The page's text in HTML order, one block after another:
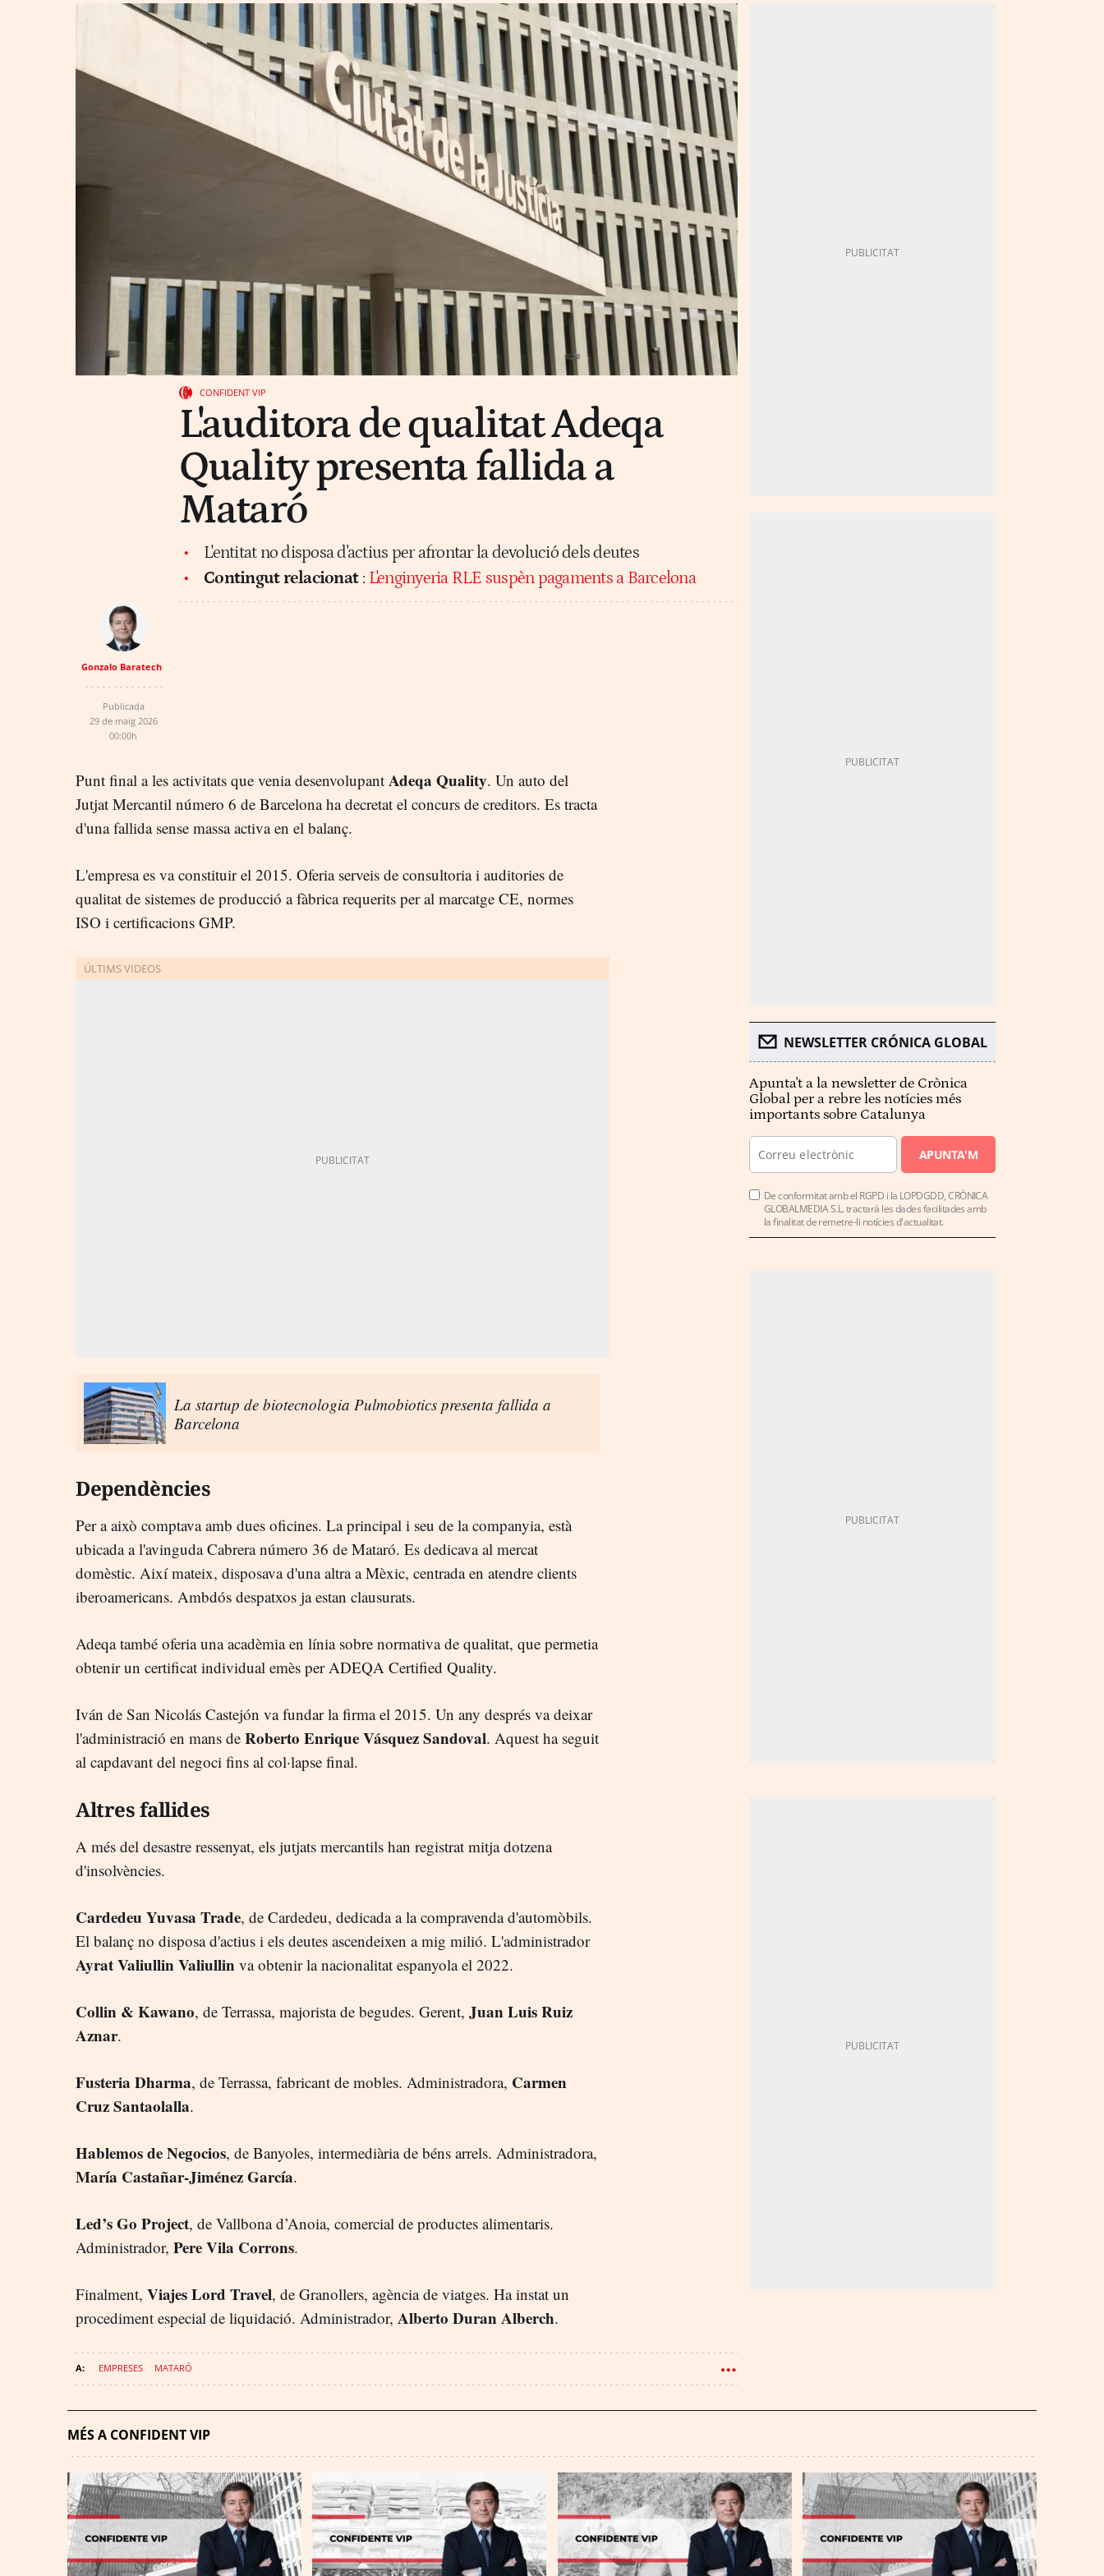
CONFIDENT VIP
L'auditora de qualitat Adeqa
Quality presenta fallida a
Mataró
L'entitat no disposa d'actius per afrontar la devolució dels deutes
Contingut relacionat : L'enginyeria RLE suspèn pagaments a Barcelona
Gonzalo Baratech
Publicada
29 de maig 2026
00:00h
Punt final a les activitats que venia desenvolupant Adeqa Quality. Un auto del
Jutjat Mercantil número 6 de Barcelona ha decretat el concurs de creditors. Es tracta
d'una fallida sense massa activa en el balanç.
L'empresa es va constituir el 2015. Oferia serveis de consultoria i auditories de
qualitat de sistemes de producció a fàbrica requerits per al marcatge CE, normes
ISO i certificacions GMP.
La startup de biotecnologia Pulmobiotics presenta fallida a
Barcelona
Dependències
Per a això comptava amb dues oficines. La principal i seu de la companyia, està
ubicada a l'avinguda Cabrera número 36 de Mataró. Es dedicava al mercat
domèstic. Així mateix, disposava d'una altra a Mèxic, centrada en atendre clients
iberoamericans. Ambdós despatxos ja estan clausurats.
Adeqa també oferia una acadèmia en línia sobre normativa de qualitat, que permetia
obtenir un certificat individual emès per ADEQA Certified Quality.
Iván de San Nicolás Castejón va fundar la firma el 2015. Un any després va deixar
l'administració en mans de Roberto Enrique Vásquez Sandoval. Aquest ha seguit
al capdavant del negoci fins al col·lapse final.
Altres fallides
A més del desastre ressenyat, els jutjats mercantils han registrat mitja dotzena
d'insolvències.
Cardedeu Yuvasa Trade, de Cardedeu, dedicada a la compravenda d'automòbils.
El balanç no disposa d'actius i els deutes ascendeixen a mig milió. L'administrador
Ayrat Valiullin Valiullin va obtenir la nacionalitat espanyola el 2022.
Collin & Kawano, de Terrassa, majorista de begudes. Gerent, Juan Luis Ruiz
Aznar.
Fusteria Dharma, de Terrassa, fabricant de mobles. Administradora, Carmen
Cruz Santaolalla.
Hablemos de Negocios, de Banyoles, intermediària de béns arrels. Administradora,
María Castañar-Jiménez García.
Led’s Go Project, de Vallbona d’Anoia, comercial de productes alimentaris.
Administrador, Pere Vila Corrons.
Finalment, Viajes Lord Travel, de Granollers, agència de viatges. Ha instat un
procediment especial de liquidació. Administrador, Alberto Duran Alberch.
EMPRESES MATARÓ
NEWSLETTER CRÓNICA GLOBAL
Apunta't a la newsletter de Crònica
Global per a rebre les notícies més
importants sobre Catalunya
APUNTA'M
De conformitat amb el RGPD i la LOPDGDD, CRÒNICA
GLOBALMEDIA S.L. tractarà les dades facilitades amb
la finalitat de remetre-li notícies d'actualitat.
MÉS A CONFIDENT VIP